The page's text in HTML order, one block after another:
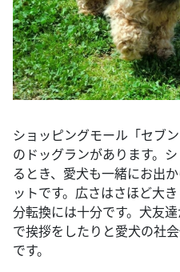
ショッピングモール「セブ
のドッグランがあります。
るとき、愛犬も一緒にお出
ットです。広さはさほど大
分転換には十分です。犬友
で挨拶をしたりと愛犬の社
です。